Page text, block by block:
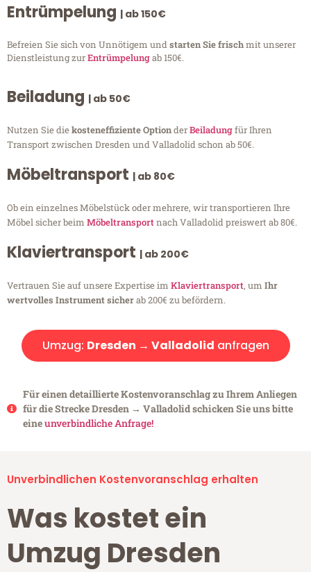
Entrümpelung | ab 150€
Befreien Sie sich von Unnötigem undstarten Sie frischmit unserer
Dienstleistung zurEntrümpelungab 150€.
Beiladung | ab 50€
Nutzen Sie diekosteneffiziente OptionderBeiladungfür Ihren
Transport zwischen Dresden und Valladolid schon ab 50€.
Möbeltransport | ab 80€
Ob ein einzelnes Möbelstück oder mehrere, wir transportieren Ihre
Möbel sicher beim Möbeltransportnach Valladolid preiswert ab 80€.
Klaviertransport | ab 200€
Vertrauen Sie auf unsere Expertise im Klaviertransport, um Ihr
wertvolles Instrument sicherab 200€ zu befördern.
Umzug: Dresden → Valladolid anfragen
Für einen detaillierte Kostenvoranschlag zu Ihrem Anliegen
für die Strecke Dresden → Valladolid schicken Sie uns bitte
eineunverbindliche Anfrage!
Unverbindlichen Kostenvoranschlag erhalten
Was kostet ein
Umzug Dresden